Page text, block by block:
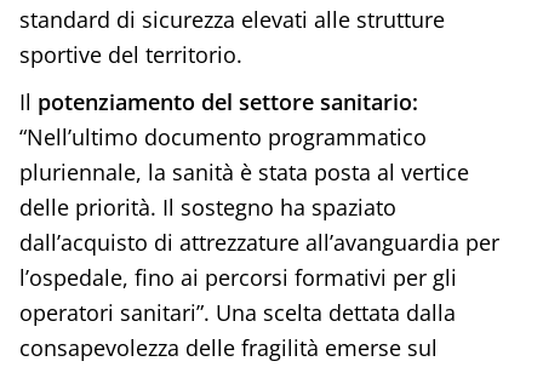
standard di sicurezza elevati alle strutture
sportive del territorio.
Il potenziamento del settore sanitario:
“Nell’ultimo documento programmatico
pluriennale, la sanità è stata posta al vertice
delle priorità. Il sostegno ha spaziato
dall’acquisto di attrezzature all’avanguardia per
l’ospedale, fino ai percorsi formativi per gli
operatori sanitari”. Una scelta dettata dalla
consapevolezza delle fragilità emerse sul